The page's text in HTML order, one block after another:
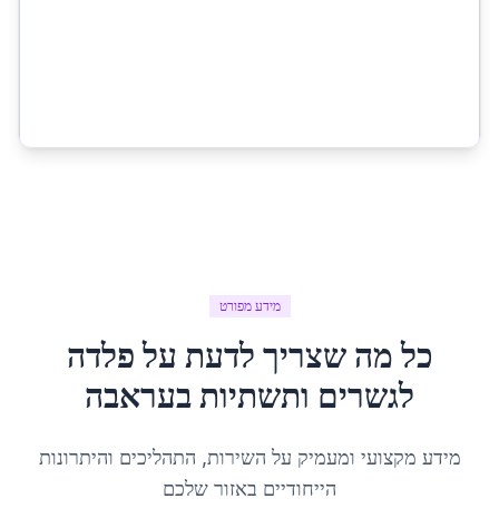
מידע מפורט
כל מה שצריך לדעת עלפלדה
לגשרים ותשתיות בעראבה
מידע מקצועי ומעמיק על השירות, התהליכים והיתרונות
הייחודיים באזור שלכם